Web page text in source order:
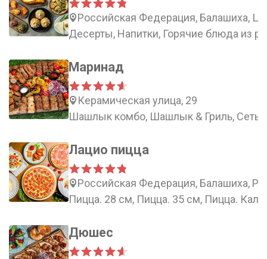
Российская Федерация, Балашиха,
Десерты, Напитки, Горячие блюда из
Маринад
Керамическая улица, 29
Шашлык комбо, Шашлык & Гриль, Сеты,
Лацио пицца
Российская Федерация, Балашиха,
Пицца. 28 см, Пицца. 35 см, Пицца.
Дюшес